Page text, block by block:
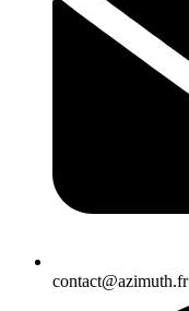
contact@azimuth.fr